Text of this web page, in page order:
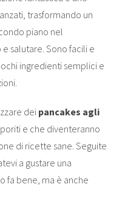
trasformando un
piano nel
salutare. Sono facili e
ingredienti semplici e
dei pancakes agli
e che diventeranno
di ricette sane. Seguite
a gustare una
fa bene, ma è anche